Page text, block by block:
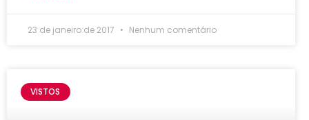
23 de janeiro de 2017 Nenhum comentário
VISTOS